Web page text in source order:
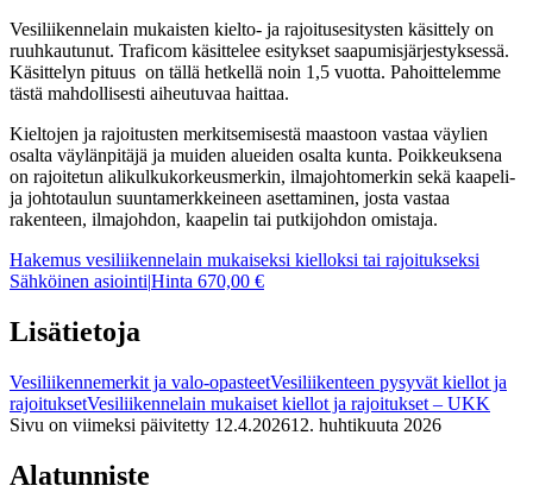
Vesiliikennelain mukaisten kielto- ja rajoitusesitysten käsittely on
ruuhkautunut. Traficom käsittelee esitykset saapumisjärjestyksessä.
Käsittelyn pituus on tällä hetkellä noin 1,5 vuotta. Pahoittelemme
tästä mahdollisesti aiheutuvaa haittaa.
Kieltojen ja rajoitusten merkitsemisestä maastoon vastaa väylien
osalta väylänpitäjä ja muiden alueiden osalta kunta. Poikkeuksena
on rajoitetun alikulkukorkeusmerkin, ilmajohtomerkin sekä kaapeli-
ja johtotaulun suuntamerkkeineen asettaminen, josta vastaa
rakenteen, ilmajohdon, kaapelin tai putkijohdon omistaja.
Hakemus vesiliikennelain mukaiseksi kielloksi tai rajoitukseksi
Sähköinen asiointi|Hinta 670,00 €
Lisätietoja
Vesiliikennemerkit ja valo-opasteetVesiliikenteen pysyvät kiellot ja
rajoituksetVesiliikennelain mukaiset kiellot ja rajoitukset – UKK
Sivu on viimeksi päivitetty 12.4.202612. huhtikuuta 2026
Alatunniste